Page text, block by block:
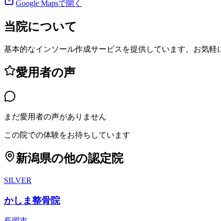
Google Mapsで開く
当院について
基本的なインソール作成サービスを提供しています。お気軽
愛用者の声
まだ愛用者の声がありません
この院での体験をお待ちしています
新潟県の他の認定院
SILVER
かしま整骨院